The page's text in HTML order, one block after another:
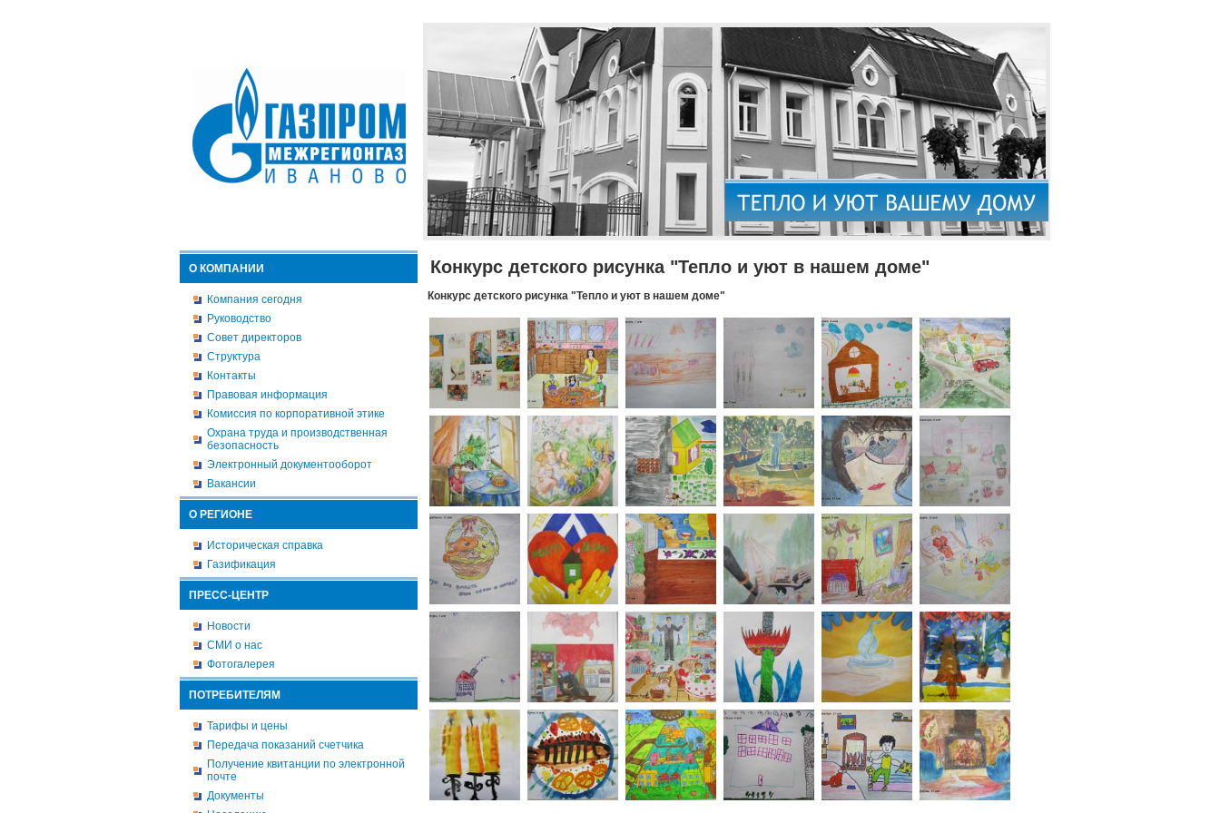
О КОМПАНИИ
Компания сегодня
Руководство
Совет директоров
Структура
Контакты
Правовая информация
Комиссия по корпоративной этике
Охрана труда и производственная
безопасность
Электронный документооборот
Вакансии
О РЕГИОНЕ
Историческая справка
Газификация
ПРЕСС-ЦЕНТР
Новости
СМИ о нас
Фотогалерея
ПОТРЕБИТЕЛЯМ
Тарифы и цены
Передача показаний счетчика
Получение квитанции по электронной
почте
Документы
Конкурс детского рисунка "Тепло и уют в нашем доме"
Конкурс детского рисунка "Тепло и уют в нашем доме"